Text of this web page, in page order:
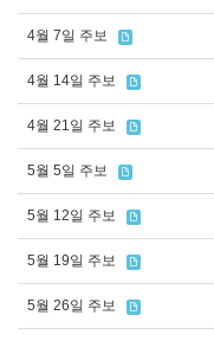
4월 7일 주보
4월 14일 주보
4월 21일 주보
5월 5일 주보
5월 12일 주보
5월 19일 주보
5월 26일 주보